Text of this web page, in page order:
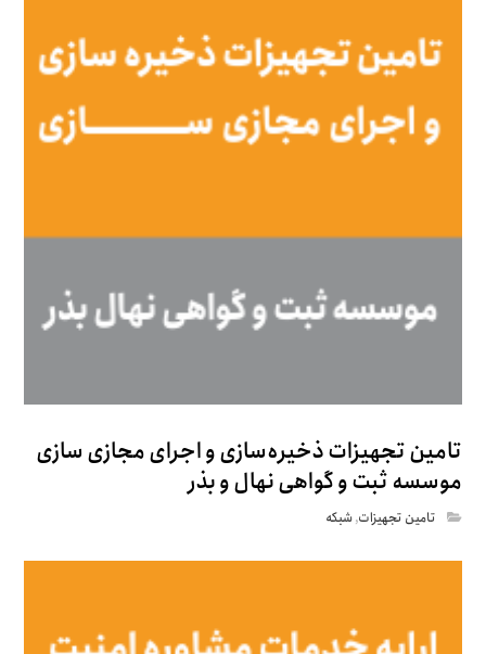
تامین تجهیزات ذخیره‌سازی و اجرای مجازی سازی
موسسه ثبت و گواهی نهال و بذر
تامین تجهیزات,شبکه